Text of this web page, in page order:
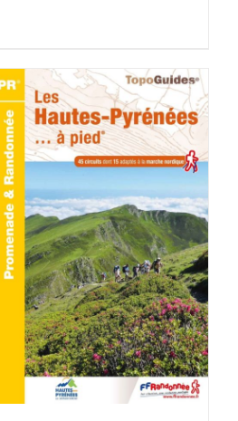
AJOUTER AU PANIER
/
DÉTAILS